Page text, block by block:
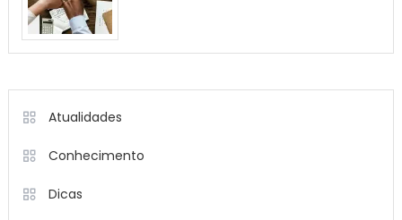
Atualidades
Conhecimento
Dicas